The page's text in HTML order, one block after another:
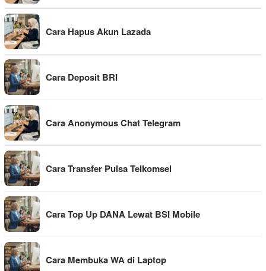
Cara Hapus Akun Lazada
Cara Deposit BRI
Cara Anonymous Chat Telegram
Cara Transfer Pulsa Telkomsel
Cara Top Up DANA Lewat BSI Mobile
Cara Membuka WA di Laptop